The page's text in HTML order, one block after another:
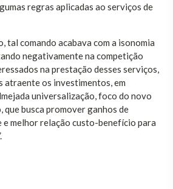
regras aplicadas ao serviços de
tal comando acabava com a isonomia
negativamente na competição
na prestação desses serviços,
atraente os investimentos, em
universalização, foco do novo
que busca promover ganhos de
melhor relação custo-benefício para